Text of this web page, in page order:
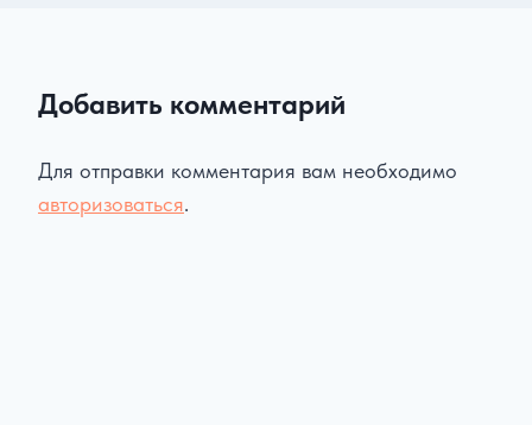
Добавить комментарий
Для отправки комментария вам необходимо
авторизоваться.